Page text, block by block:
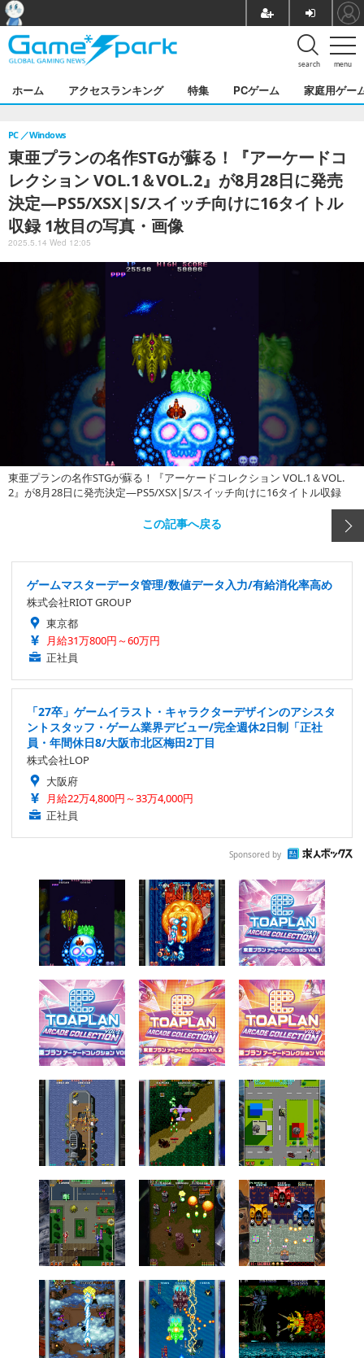
menu
search
ホーム アクセスランキング 特集 PCゲーム 家庭用ゲー
東亜プランの名作STGが蘇る！『アーケードコ
レクション VOL.1＆VOL.2』が8月28日に発売
決定―PS5/XSX|S/スイッチ向けに16タイトル
収録 1枚目の写真・画像
PC Windows
2025.5.14 Wed 12:05
東亜プランの名作STGが蘇る！『アーケードコレクション VOL.1＆VOL.
2』が8月28日に発売決定―PS5/XSX|S/スイッチ向けに16タイトル収録
この記事へ戻る
ゲームマスターデータ管理/数値データ入力/有給消化率高め
株式会社RIOT GROUP
東京都
月給31万800円～60万円
正社員
「27卒」ゲームイラスト・キャラクターデザインのアシスタ
ントスタッフ・ゲーム業界デビュー/完全週休2日制「正社
員・年間休日8/大阪市北区梅田2丁目
株式会社LOP
大阪府
月給22万4,800円～33万4,000円
正社員
Sponsored by